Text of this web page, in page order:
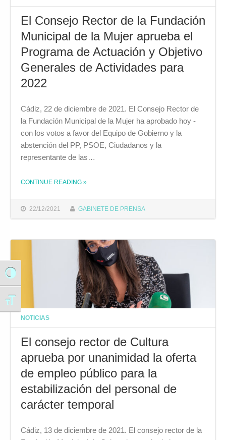
Alternar alto contraste
Alternar tamaño de letra
El Consejo Rector de la Fundación
Municipal de la Mujer aprueba el
Programa de Actuación y Objetivo
Generales de Actividades para
2022
22/12/2021 GABINETE DE PRENSA
Cádiz, 22 de diciembre de 2021. El Consejo Rector de
la Fundación Municipal de la Mujer ha aprobado hoy -
con los votos a favor del Equipo de Gobierno y la
abstención del PP, PSOE, Ciudadanos y la
representante de las…
CONTINUE READING »
NOTICIAS
El consejo rector de Cultura
aprueba por unanimidad la oferta
de empleo público para la
estabilización del personal de
carácter temporal
Cádiz, 13 de diciembre de 2021. El consejo rector de la